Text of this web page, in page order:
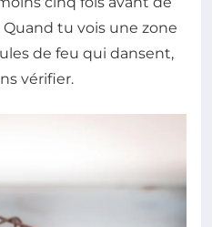
tu vois une zone
de feu qui dansent,
vérifier.